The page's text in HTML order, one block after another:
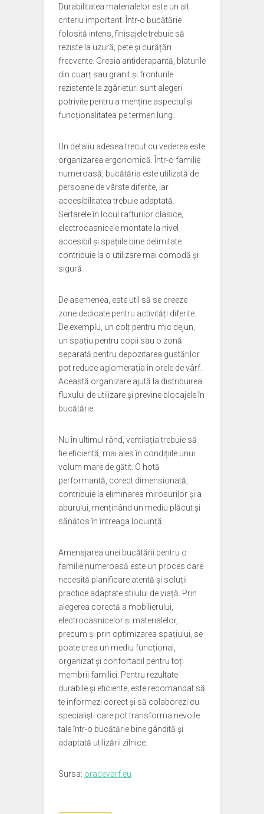
Durabilitatea materialelor este un alt
criteriu important. Într-o bucătărie
folosită intens, finisajele trebuie să
reziste la uzură, pete și curățări
frecvente. Gresia antiderapantă, blaturile
din cuarț sau granit și fronturile
rezistente la zgârieturi sunt alegeri
potrivite pentru a menține aspectul și
funcționalitatea pe termen lung.
Un detaliu adesea trecut cu vederea este
organizarea ergonomică. Într-o familie
numeroasă, bucătăria este utilizată de
persoane de vârste diferite, iar
accesibilitatea trebuie adaptată.
Sertarele în locul rafturilor clasice,
electrocasnicele montate la nivel
accesibil și spațiile bine delimitate
contribuie la o utilizare mai comodă și
sigură.
De asemenea, este util să se creeze
zone dedicate pentru activități diferite.
De exemplu, un colț pentru mic dejun,
un spațiu pentru copii sau o zonă
separată pentru depozitarea gustărilor
pot reduce aglomerația în orele de vârf.
Această organizare ajută la distribuirea
fluxului de utilizare și previne blocajele în
bucătărie.
Nu în ultimul rând, ventilația trebuie să
fie eficientă, mai ales în condițiile unui
volum mare de gătit. O hotă
performantă, corect dimensionată,
contribuie la eliminarea mirosurilor și a
aburului, menținând un mediu plăcut și
sănătos în întreaga locuință.
Amenajarea unei bucătării pentru o
familie numeroasă este un proces care
necesită planificare atentă și soluții
practice adaptate stilului de viață. Prin
alegerea corectă a mobilierului,
electrocasnicelor și materialelor,
precum și prin optimizarea spațiului, se
poate crea un mediu funcțional,
organizat și confortabil pentru toți
membrii familiei. Pentru rezultate
durabile și eficiente, este recomandat să
te informezi corect și să colaborezi cu
specialiști care pot transforma nevoile
tale într-o bucătărie bine gândită și
adaptată utilizării zilnice.
Sursa: oradevarf.eu